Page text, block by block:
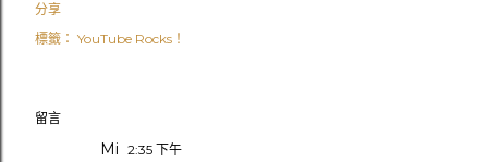
分享
標籤： YouTube Rocks！
留言
Mi 2:35 下午